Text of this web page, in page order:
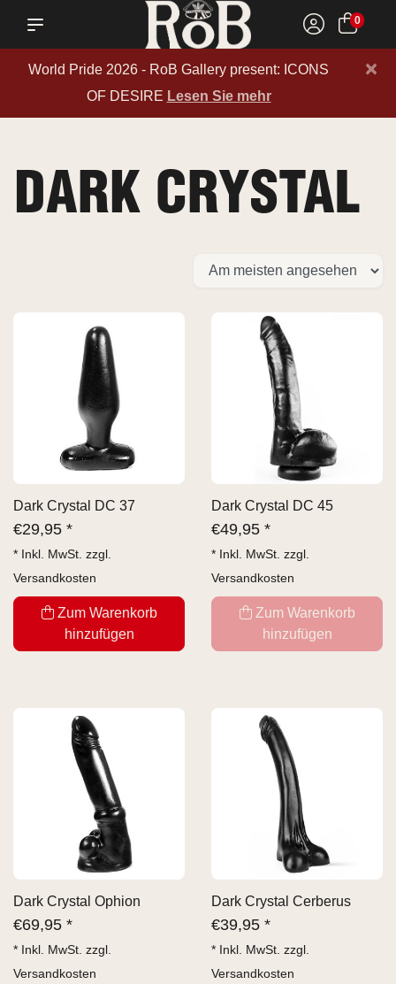
0
World Pride 2026 - RoB Gallery present: ICONS
OF DESIRE Lesen Sie mehr
×
DARK CRYSTAL
Dark Crystal DC 37
€29,95 *
* Inkl. MwSt. zzgl.
Versandkosten
Zum Warenkorb
hinzufügen
Dark Crystal DC 45
€49,95 *
* Inkl. MwSt. zzgl.
Versandkosten
Zum Warenkorb
hinzufügen
Dark Crystal Ophion
€69,95 *
* Inkl. MwSt. zzgl.
Versandkosten
Dark Crystal Cerberus
€39,95 *
* Inkl. MwSt. zzgl.
Versandkosten